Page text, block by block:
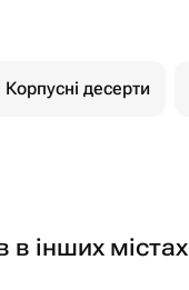
Корпусні десерти
в інших містах